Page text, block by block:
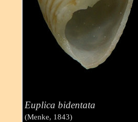
Euplica bidentata
(Menke, 1843)